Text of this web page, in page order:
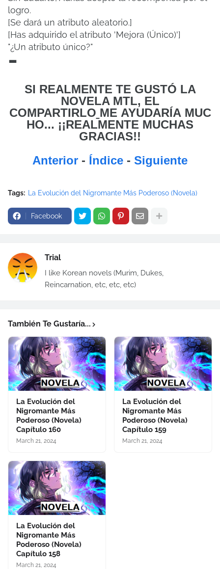
logro.
[Se dará un atributo aleatorio.]
[Has adquirido el atributo 'Mejora (Único)']
"¿Un atributo único?"
-
SI REALMENTE TE GUSTÓ LA
NOVELA MTL, EL
COMPARTIRLO ME AYUDARÍA MUC
HO... ¡¡REALMENTE MUCHAS
GRACIAS!!
Anterior - Índice - Siguiente
Tags: La Evolución del Nigromante Más Poderoso (Novela)
Facebook
Trial
I like Korean novels (Murim, Dukes,
Reincarnation, etc, etc, etc)
También Te Gustaría...
La Evolución del
Nigromante Más
Poderoso (Novela)
Capítulo 160
March 21, 2024
La Evolución del
Nigromante Más
Poderoso (Novela)
Capítulo 159
March 21, 2024
La Evolución del
Nigromante Más
Poderoso (Novela)
Capítulo 158
March 21, 2024